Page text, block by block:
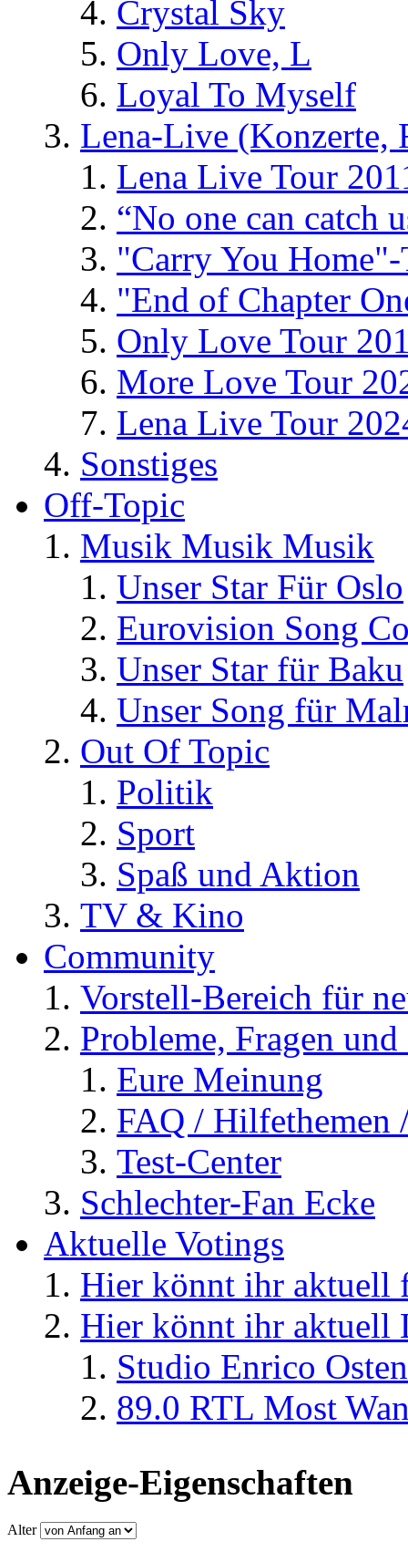
Crystal Sky
Only Love, L
Loyal To Myself
Lena-Live (Konzerte,
Lena Live Tour
“No one can catch
"Carry You
"End of Chapter
Only Love Tour
More Love Tour
Lena Live Tour
Sonstiges
Off-Topic
Musik Musik Musik
Unser Star Für Oslo
Eurovision Song
Unser Star für Baku
Unser Song für
Out Of Topic
Politik
Sport
Spaß und Aktion
TV & Kino
Community
Vorstell-Bereich für
Probleme, Fragen
Eure Meinung
FAQ / Hilfethemen
Test-Center
Schlechter-Fan Ecke
Aktuelle Votings
Hier könnt ihr aktuell
Hier könnt ihr aktuell
Studio Enrico
89.0 RTL Most
Anzeige-Eigenschaften
Alter